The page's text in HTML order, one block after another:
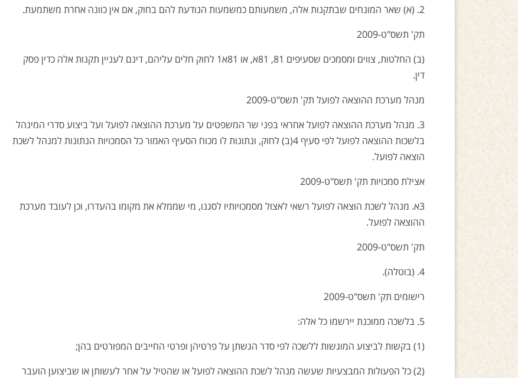
2. (א) שאר המונחים שבתקנות אלה, משמעותם כמשמעות הנודעת להם בחוק, אם אין כוונה אחרת משתמעת.
תק' תשס"ט-2009
(ב) החלטות, צווים ומסמכים שסעיפים 81, 81א, או 81א1 לחוק חלים עליהם, דינם לעניין תקנות אלה כדין פסק
דין.
מנהל מערכת ההוצאה לפועל תק' תשס"ט-2009
3. מנהל מערכת ההוצאה לפועל אחראי בפני שר המשפטים על מערכת ההוצאה לפועל ועל ביצוע סדרי המינהל
בלשכות ההוצאה לפועל לפי סעיף 4(ב) לחוק, ונתונות לו מכוח הסעיף האמור כל הסמכויות הנתונות למנהל לשכת
הוצאה לפועל.
אצילת סמכויות תק' תשס"ט-2009
3א. מנהל לשכת הוצאה לפועל רשאי לאצול מסמכויותיו לסגנו, מי שממלא את מקומו בהעדרו, וכן לעובד מערכת
ההוצאה לפועל.
תק' תשס"ט-2009
4. (בוטלה).
רישומים תק' תשס"ט-2009
5. בלשכה ממוכנת יירשמו כל אלה:
(1) בקשות לביצוע המוגשות ללשכה לפי סדר הגשתן על פרטיהן ופרטי החייבים המפורטים בהן;
(2) כל הפעולות המבצעיות שעשה מנהל לשכת ההוצאה לפועל או שהטיל על אחר לעשותן או שביצוען הועבר